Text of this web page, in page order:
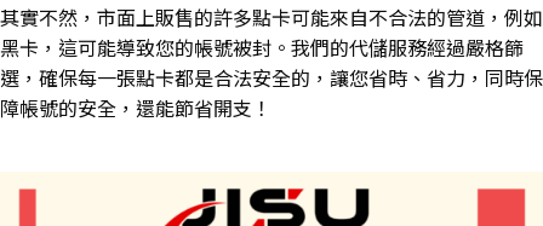
其實不然，市面上販售的許多點卡可能來自不合法的管道，例如
黑卡，這可能導致您的帳號被封。我們的代儲服務經過嚴格篩
選，確保每一張點卡都是合法安全的，讓您省時、省力，同時保
障帳號的安全，還能節省開支！